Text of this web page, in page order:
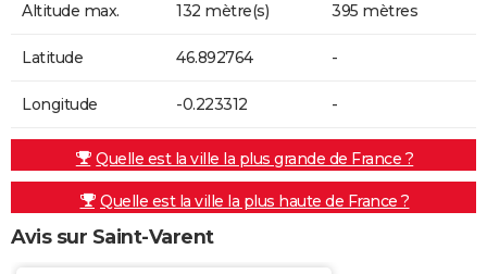
Altitude max. 132 mètre(s) 395 mètres
Latitude 46.892764 -
Longitude -0.223312 -
Quelle est la ville la plus grande de France ?
Quelle est la ville la plus haute de France ?
Avis sur Saint-Varent